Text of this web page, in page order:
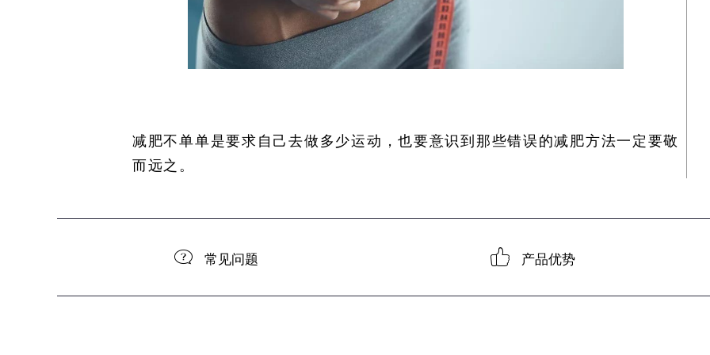
减肥不单单是要求自己去做多少运动，也要意识到那些错误的减肥方法一定要敬
而远之。
常见问题 产品优势